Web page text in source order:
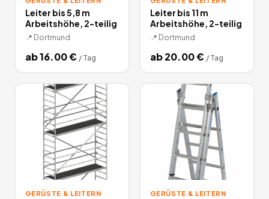
Leiter bis 5,8 m
Arbeitshöhe, 2-teilig
📍 Dortmund
ab16.00€ / Tag
Leiter bis 11 m
Arbeitshöhe, 2-teilig
📍 Dortmund
ab20.00€ / Tag
GERÜSTE & LEITERN GERÜSTE & LEITERN